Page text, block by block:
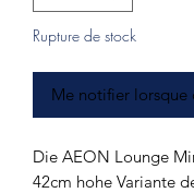
Rupture de stock
Me notifier lorsque
Die AEON Lounge
42cm hohe Variante